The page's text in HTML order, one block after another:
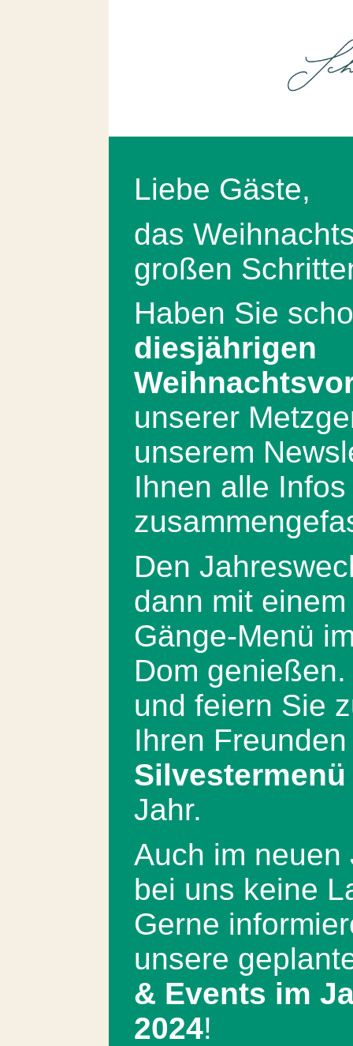
Liebe Gäste,
das
großen
Haben Sie
diesjährigen
unserer
unserem
Ihnen alle
Den
dann mit
Gänge-Menü
Dom
und feiern Sie
Ihren
Silvestermenü
Jahr.
Auch im neuen
bei uns keine
Gerne
unsere
& Events im
2024!